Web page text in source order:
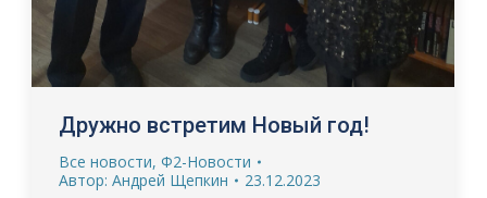
Дружно встретим Новый год!
Все новости, Ф2-Новости
Автор: Андрей Щепкин 23.12.2023